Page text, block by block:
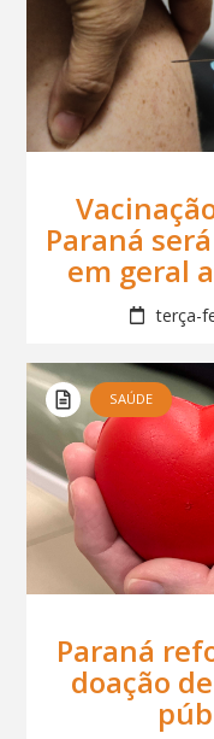
Paraná
em geral
terça-
SAÚDE
Paraná
doação